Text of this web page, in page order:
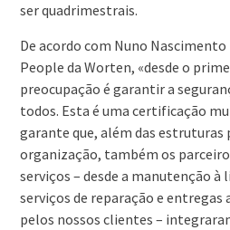
ser quadrimestrais.
De acordo com Nuno
People da Worten, «desde o
preocupação é garantir a
todos. Esta é uma certificação
garante que, além das estruturas
organização, também os
serviços – desde a manutenção à
serviços de reparação e
pelos nossos clientes –